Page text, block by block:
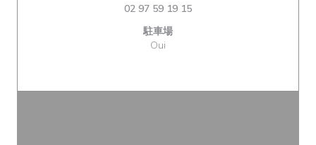
02 97 59 19 15
駐車場
Oui